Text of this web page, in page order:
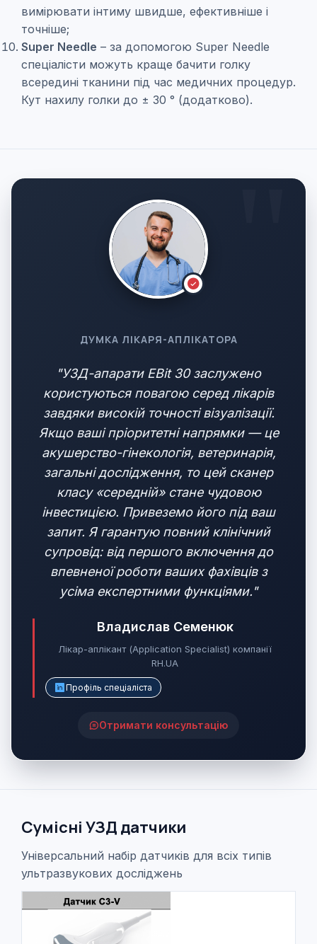
вимірювати інтиму швидше, ефективніше і
точніше;
Super Needle – за допомогою Super Needle
спеціалісти можуть краще бачити голку
всередині тканини під час медичних процедур.
Кут нахилу голки до ± 30 ° (додатково).
ДУМКА ЛІКАРЯ-АПЛІКАТОРА
"УЗД-апарати EBit 30 заслужено
користуються повагою серед лікарів
завдяки високій точності візуалізації.
Якщо ваші пріоритетні напрямки — це
акушерство-гінекологія, ветеринарія,
загальні дослідження, то цей сканер
класу «середній» стане чудовою
інвестицією. Привеземо його під ваш
запит. Я гарантую повний клінічний
супровід: від першого включення до
впевненої роботи ваших фахівців з
усіма експертними функціями."
Владислав Семенюк
Лікар-аплікант (Application Specialist) компанії
RH.UA
Профіль спеціаліста
Отримати консультацію
Сумісні УЗД датчики
Універсальний набір датчиків для всіх типів
ультразвукових досліджень